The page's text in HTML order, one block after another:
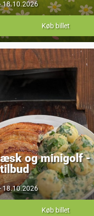
18.10.2026
Køb billet
og minigolf -
18.10.2026
Køb billet